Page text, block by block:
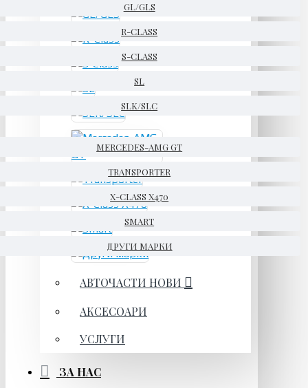
GL/GLS
R-CLASS
S-CLASS
SL
SLK/SLC
MERCEDES-AMG GT
TRANSPORTER
X-CLASS X470
SMART
ДРУГИ МАРКИ
АВТОЧАСТИ НОВИ
АКСЕСОАРИ
УСЛУГИ
ЗА НАС